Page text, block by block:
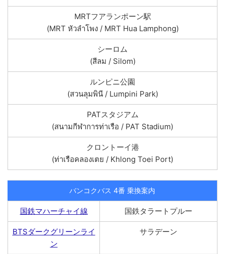
MRTフアランポーン駅
(MRT หัวลำโพง / MRT Hua Lamphong)
シーロム
(สีลม / Silom)
ルンピニ公園
(สวนลุมพินี / Lumpini Park)
PATスタジアム
(สนามกีฬาการท่าเรือ / PAT Stadium)
クロントーイ港
(ท่าเรือคลองเตย / Khlong Toei Port)
バンコクバス 4番 乗換案内
国鉄マハーチャイ線 国鉄タラートプルー
BTSダークグリーンライ
ン
サラデーン